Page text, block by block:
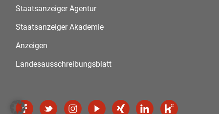
Staatsanzeiger Agentur
Staatsanzeiger Akademie
Anzeigen
Landesausschreibungsblatt